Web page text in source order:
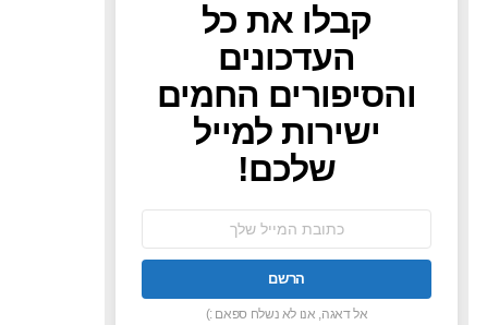
NEWSLETTER
קבלו את כל
העדכונים
והסיפורים החמים
ישירות למייל
שלכם!
אל דאגה, אנו לא נשלח ספאם :)